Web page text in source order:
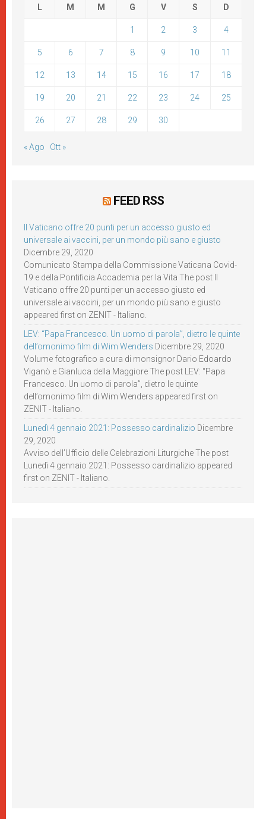
L M M G V S D
1 2 3 4
5 6 7 8 9 10 11
12 13 14 15 16 17 18
19 20 21 22 23 24 25
26 27 28 29 30
« Ago Ott »
FEED RSS
Il Vaticano offre 20 punti per un accesso giusto ed
universale ai vaccini, per un mondo più sano e giusto
Dicembre 29, 2020
Comunicato Stampa della Commissione Vaticana Covid-
19 e della Pontificia Accademia per la Vita The post Il
Vaticano offre 20 punti per un accesso giusto ed
universale ai vaccini, per un mondo più sano e giusto
appeared first on ZENIT - Italiano.
LEV: “Papa Francesco. Un uomo di parola”, dietro le quinte
dell’omonimo film di Wim Wenders Dicembre 29, 2020
Volume fotografico a cura di monsignor Dario Edoardo
Viganò e Gianluca della Maggiore The post LEV: “Papa
Francesco. Un uomo di parola”, dietro le quinte
dell’omonimo film di Wim Wenders appeared first on
ZENIT - Italiano.
Lunedì 4 gennaio 2021: Possesso cardinalizio Dicembre
29, 2020
Avviso dell’Ufficio delle Celebrazioni Liturgiche The post
Lunedì 4 gennaio 2021: Possesso cardinalizio appeared
first on ZENIT - Italiano.